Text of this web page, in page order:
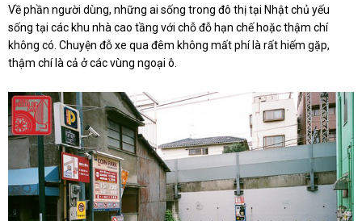
Về phần người dùng, những ai sống trong đô thị tại Nhật chủ yếu
sống tại các khu nhà cao tầng với chỗ đỗ hạn chế hoặc thậm chí
không có. Chuyện đỗ xe qua đêm không mất phí là rất hiếm gặp,
thậm chí là cả ở các vùng ngoại ô.